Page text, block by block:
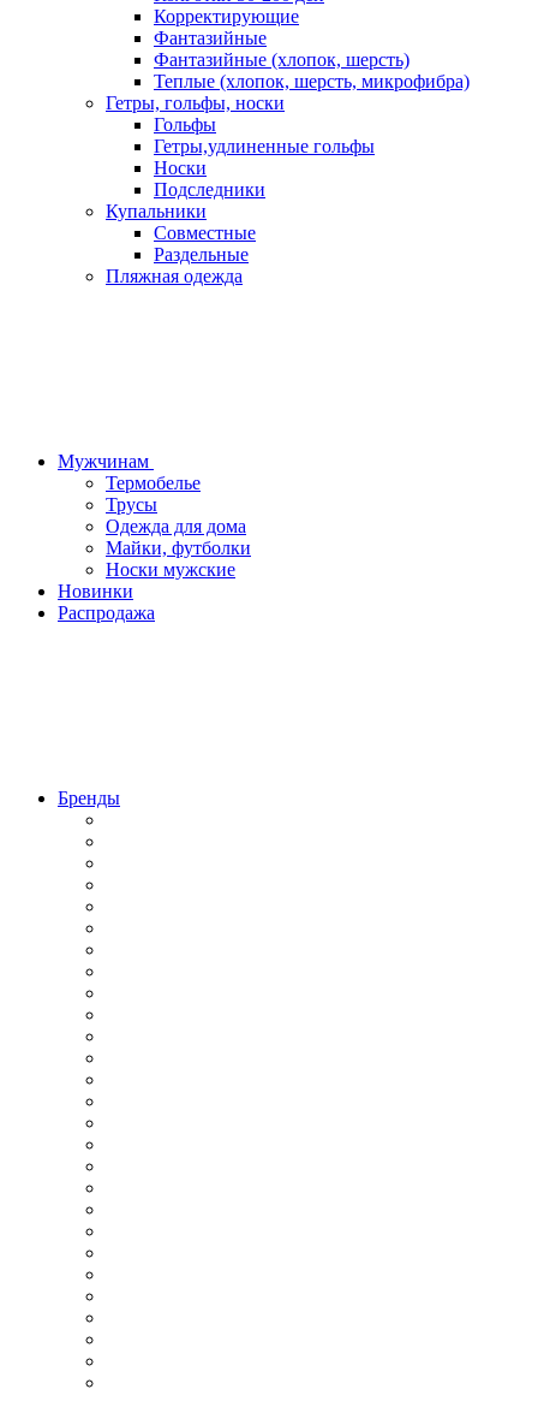
Корректирующие
Фантазийные
Фантазийные (хлопок, шерсть)
Теплые (хлопок, шерсть, микрофибра)
Гетры, гольфы, носки
Гольфы
Гетры,удлиненные гольфы
Носки
Подследники
Купальники
Совместные
Раздельные
Пляжная одежда
Мужчинам
Термобелье
Трусы
Одежда для дома
Майки, футболки
Носки мужские
Новинки
Распродажа
Бренды